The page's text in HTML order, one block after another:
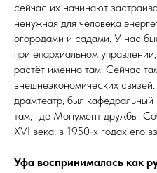
сейчас их начинают
ненужная для человека
огородами и садами. У нас
при епархиальном
растёт именно там. Сейчас
внешнеэкономических
драмтеатр, был
там, где Монумент дружбы.
XѴI ве­ка, в 1950‑х годах его
Уфа воспринималась как